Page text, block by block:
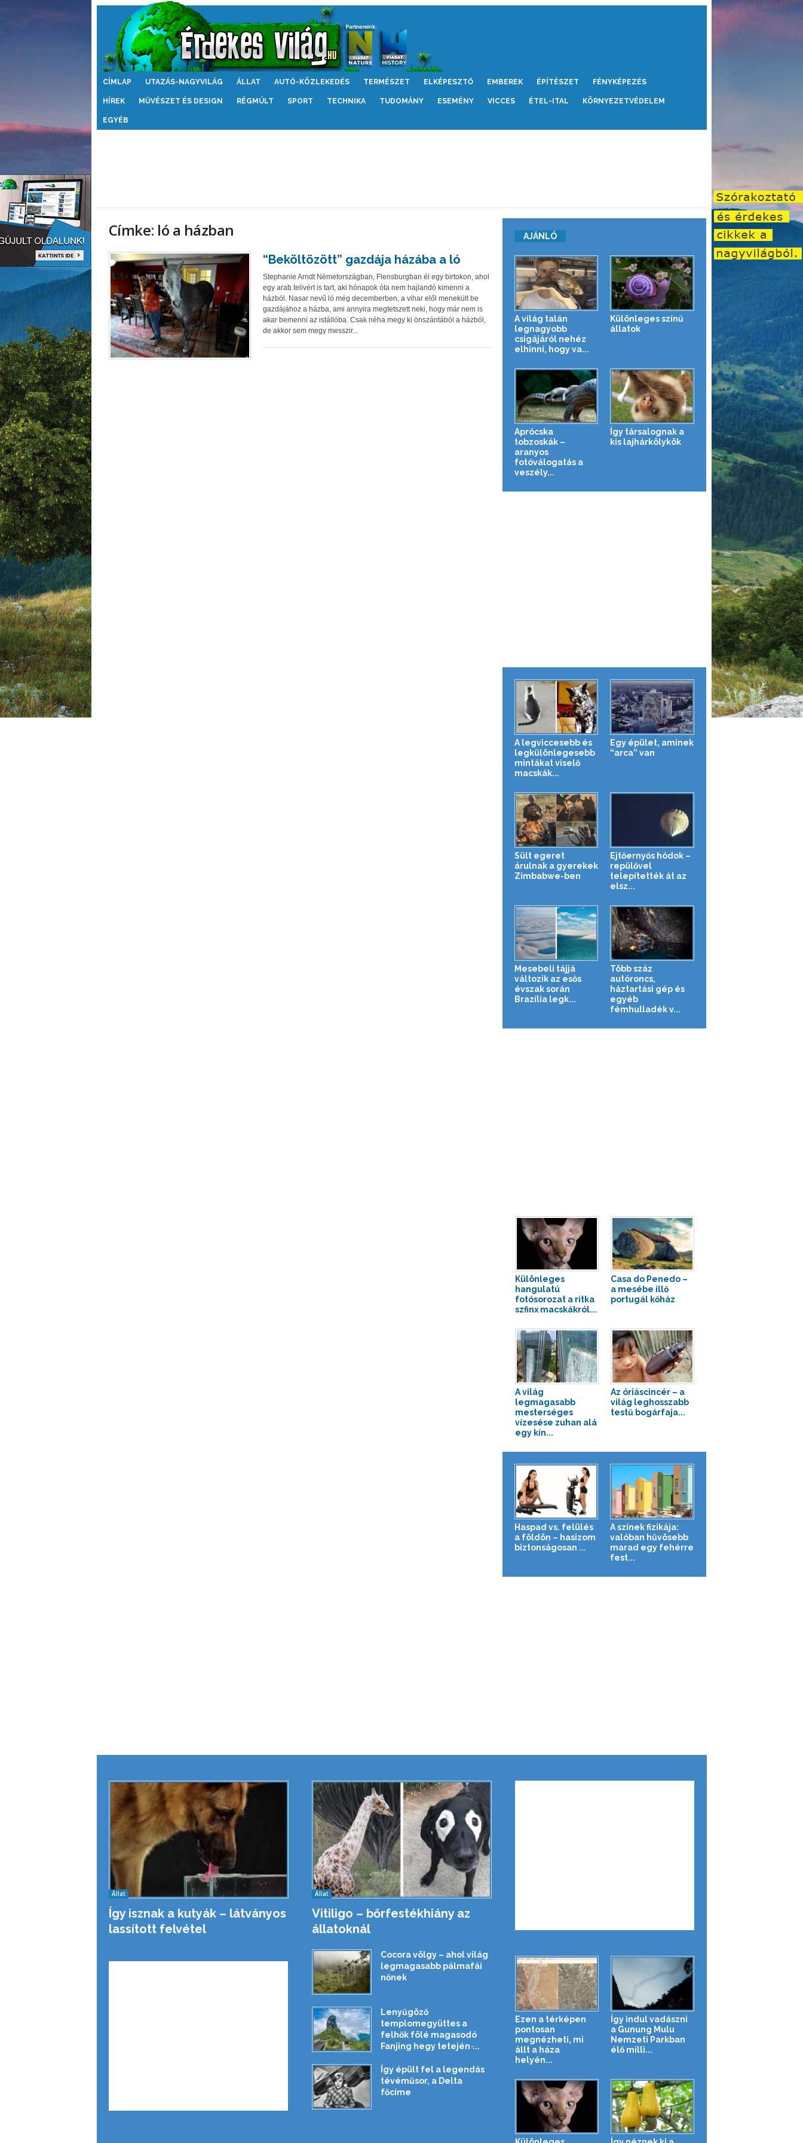
Érdekes
CÍMLAP UTAZÁS-NAGYVILÁG ÁLLAT AUTÓ-KÖZLEKEDÉS TERMÉSZET ELKÉPESZTŐ EMBEREK ÉPÍTÉSZET FÉNYKÉPEZÉS
HÍREK MŰVÉSZET ÉS DESIGN RÉGMÚLT SPORT TECHNIKA TUDOMÁNY ESEMÉNY VICCES ÉTEL-ITAL KÖRNYEZETVÉDELEM
EGYÉB
Címke: ló a házban
“Beköltözött” gazdája házába a ló
Stephanie Arndt Németországban, Flensburgban él egy birtokon, ahol
egy arab telivért is tart, aki hónapok óta nem hajlandó kimenni a
házból. Nasar nevű ló még decemberben, a vihar elől menekült be
gazdájához a házba, ami annyira megtetszett neki, hogy már nem is
akar bemenni az istállóba. Csak néha megy ki önszántából a házból,
de akkor sem megy messzir...
AJÁNLÓ
A világ talán
legnagyobb
csigájáról nehéz
elhinni, hogy va...
Különleges színű
állatok
Aprócska
tobzoskák –
aranyos
fotóválogatás a
veszély...
Így társalognak a
kis lajhárkölykök
A legviccesebb és
legkülönlegesebb
mintákat viselő
macskák...
Egy épület, aminek
“arca” van
Sült egeret
árulnak a gyerekek
Zimbabwe-ben
Ejtőernyős hódok –
repülővel
telepítették át az
elsz...
Mesebeli tájjá
változik az esős
évszak során
Brazília legk...
Több száz
autóroncs,
háztartási gép és
egyéb
fémhulladék v...
Különleges
hangulatú
fotósorozat a ritka
szfinx macskákról...
Casa do Penedo –
a mesébe illő
portugál kőház
A világ
legmagasabb
mesterséges
vízesése zuhan alá
egy kín...
Az óriáscincér – a
világ leghosszabb
testű bogárfaja...
Haspad vs. felülés
a földön – hasizom
biztonságosan ...
A színek fizikája:
valóban hűvösebb
marad egy fehérre
fest...
Állat
Így isznak a kutyák – látványos
lassított felvétel
Állat
Vitiligo – bőrfestékhiány az
állatoknál
Cocora völgy – ahol világ
legmagasabb pálmafái
nőnek
Lenyűgöző
templomegyüttes a
felhők fölé magasodó
Fanjing hegy tetején ̵...
Így épült fel a legendás
tévéműsor, a Delta
főcíme
Ezen a térképen
pontosan
megnézheti, mi
állt a háza
helyén...
Így indul vadászni
a Gunung Mulu
Nemzeti Parkban
élő milli...